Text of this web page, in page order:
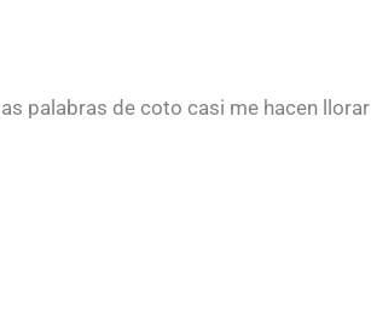
palabras de coto casi me hacen llorar